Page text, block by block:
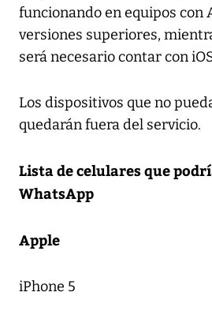
funcionando en equipos con
versiones superiores,
será necesario contar con
Los dispositivos que no
quedarán fuera del servicio.
Lista de celulares que
WhatsApp
Apple
iPhone 5